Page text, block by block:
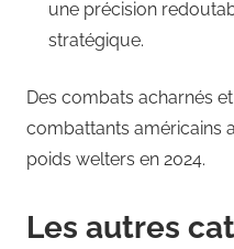
une précision
stratégique.
Des combats acharnés
combattants américains
poids welters en 2024.
Les autres